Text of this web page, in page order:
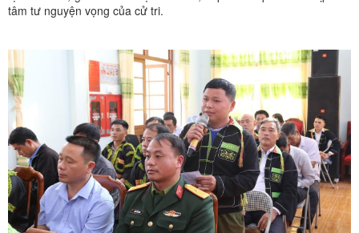
tâm tư nguyện vọng của cử tri.